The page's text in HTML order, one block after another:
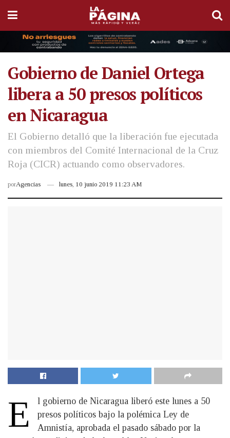
Gobierno de Daniel Ortega
libera a 50 presos políticos
en Nicaragua
El Gobierno detalló que la liberación fue ejecutada
con miembros del Comité Internacional de la Cruz
Roja (CICR) actuando como observadores.
porAgencias lunes, 10 junio 2019 11:23 AM
E
l gobierno de Nicaragua liberó este lunes a 50
presos políticos bajo la polémica Ley de
Amnistía, aprobada el pasado sábado por la